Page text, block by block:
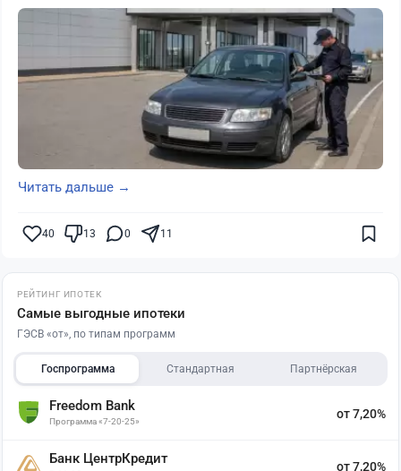
Читать дальше →
40 13 0 11
РЕЙТИНГ ИПОТЕК
Самые выгодные ипотеки
ГЭСВ «от», по типам программ
Госпрограмма Стандартная Партнёрская
Freedom Bank
Программа «7-20-25»
от 7,20%
Банк ЦентрКредит от 7,20%